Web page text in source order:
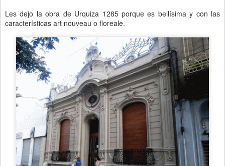
Les dejo la obra de Urquiza 1285 porque es bellísima y con las
características art nouveau o floreale.